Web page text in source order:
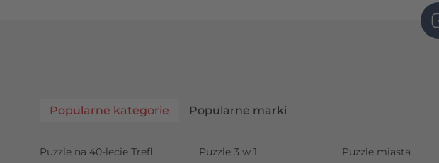
Popularne kategorie Popularne marki
Puzzle na 40-lecie Trefl
Puzzle 3 w 1
Puzzle miasta